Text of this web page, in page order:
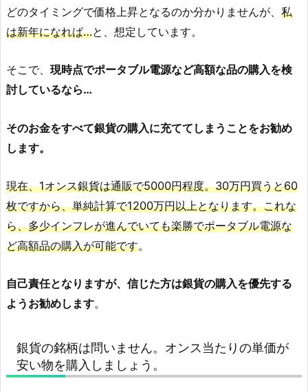
どのタイミングで価格上昇となるのか分かりませんが、 私
は新年になれば…と、想定しています。
そこで、 現時点でポータブル電源など高額な品の購入を検
討しているなら…
そのお金をすべて銀貨の購入に充ててしまうことをお勧め
します。
現在、1オンス銀貨は通販で5000円程度。30万円買うと60
枚ですから、単純計算で1200万円以上となります。これな
ら、多少インフレが進んでいても楽勝でポータブル電源な
ど高額品の購入が可能です。
自己責任となりますが、信じた方は銀貨の購入を優先する
ようお勧めします。
銀貨の銘柄は問いません。オンス当たりの単価が
安い物を購入しましょう。